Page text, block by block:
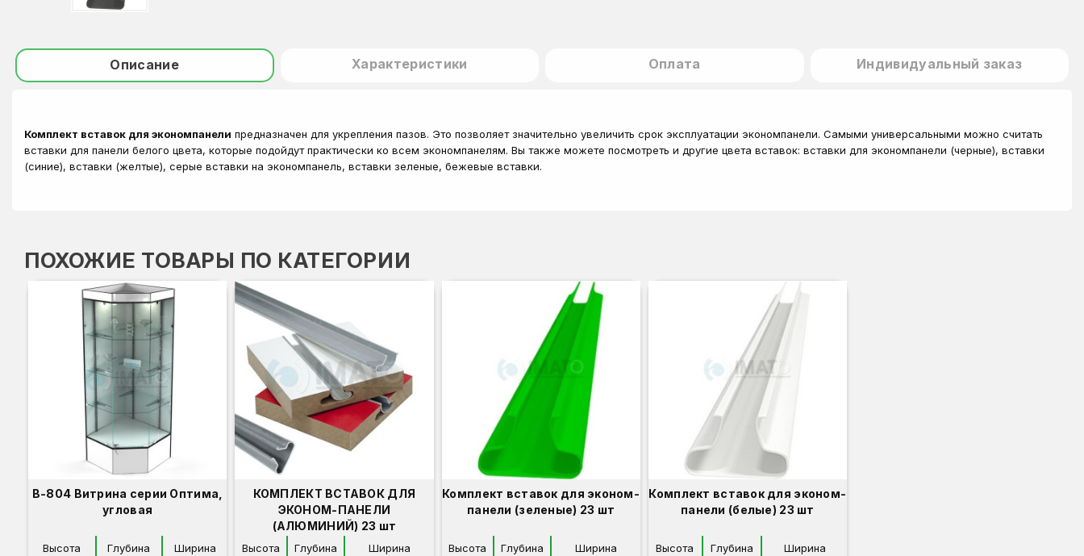
Описание Характеристики Оплата Индивидуальный заказ
Комплект вставок для экономпанели предназначен для укрепления пазов. Это позволяет значительно увеличить срок эксплуатации экономпанели. Самыми универсальными можно считать
вставки для панели белого цвета, которые подойдут практически ко всем экономпанелям. Вы также можете посмотреть и другие цвета вставок: вставки для экономпанели (черные), вставки
(синие), вставки (желтые), серые вставки на экономпанель, вставки зеленые, бежевые вставки.
ПОХОЖИЕ ТОВАРЫ ПО КАТЕГОРИИ
В-804 Витрина серии Оптима,
угловая
Высота
Глубина
Ширина
КОМПЛЕКТ ВСТАВОК ДЛЯ
ЭКОНОМ-ПАНЕЛИ
(АЛЮМИНИЙ) 23 шт
Высота
Глубина
Ширина
Комплект вставок для эконом-
панели (зеленые) 23 шт
Высота
Глубина
Ширина
Комплект вставок для эконом-
панели (белые) 23 шт
Высота
Глубина
Ширина